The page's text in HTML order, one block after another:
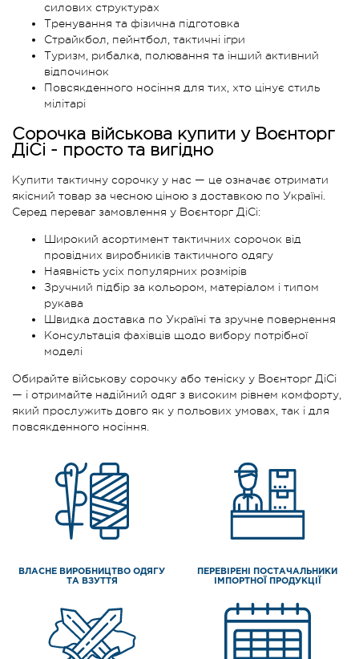
силових структурах
Тренування та фізична підготовка
Страйкбол, пейнтбол, тактичні ігри
Туризм, рибалка, полювання та інший активний
відпочинок
Повсякденного носіння для тих, хто цінує стиль
мілітарі
Сорочка військова купити у Воєнторг
ДіСі - просто та вигідно
Купити тактичну сорочку у нас — це означає отримати
якісний товар за чесною ціною з доставкою по Україні.
Серед переваг замовлення у Воєнторг ДіСі:
Широкий асортимент тактичних сорочок від
провідних виробників тактичного одягу
Наявність усіх популярних розмірів
Зручний підбір за кольором, матеріалом і типом
рукава
Швидка доставка по Україні та зручне повернення
Консультація фахівців щодо вибору потрібної
моделі
Обирайте військову сорочку або теніску у Воєнторг ДіСі
— і отримайте надійний одяг з високим рівнем комфорту,
який прослужить довго як у польових умовах, так і для
повсякденного носіння.
ВЛАСНЕ ВИРОБНИЦТВО ОДЯГУ
ТА ВЗУТТЯ
ПЕРЕВІРЕНІ ПОСТАЧАЛЬНИКИ
ІМПОРТНОЇ ПРОДУКЦІЇ